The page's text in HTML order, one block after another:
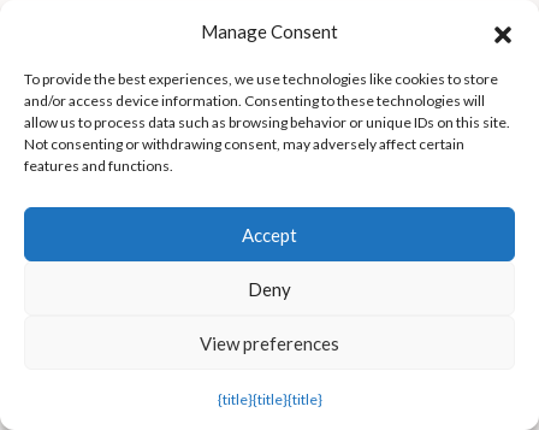
Apoya la verdad
Descargo de responsabilidad de traducción
Manage Consent
To provide the best experiences, we use technologies like cookies to store
and/or access device information. Consenting to these technologies will
allow us to process data such as browsing behavior or unique IDs on this site.
Not consenting or withdrawing consent, may adversely affect certain
features and functions.
Accept
Deny
View preferences
{title}{title}{title}